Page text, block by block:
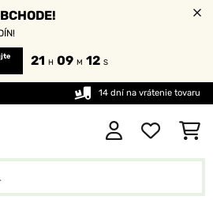
21 H 09 M 12 S
14 dní na vrátenie tovaru